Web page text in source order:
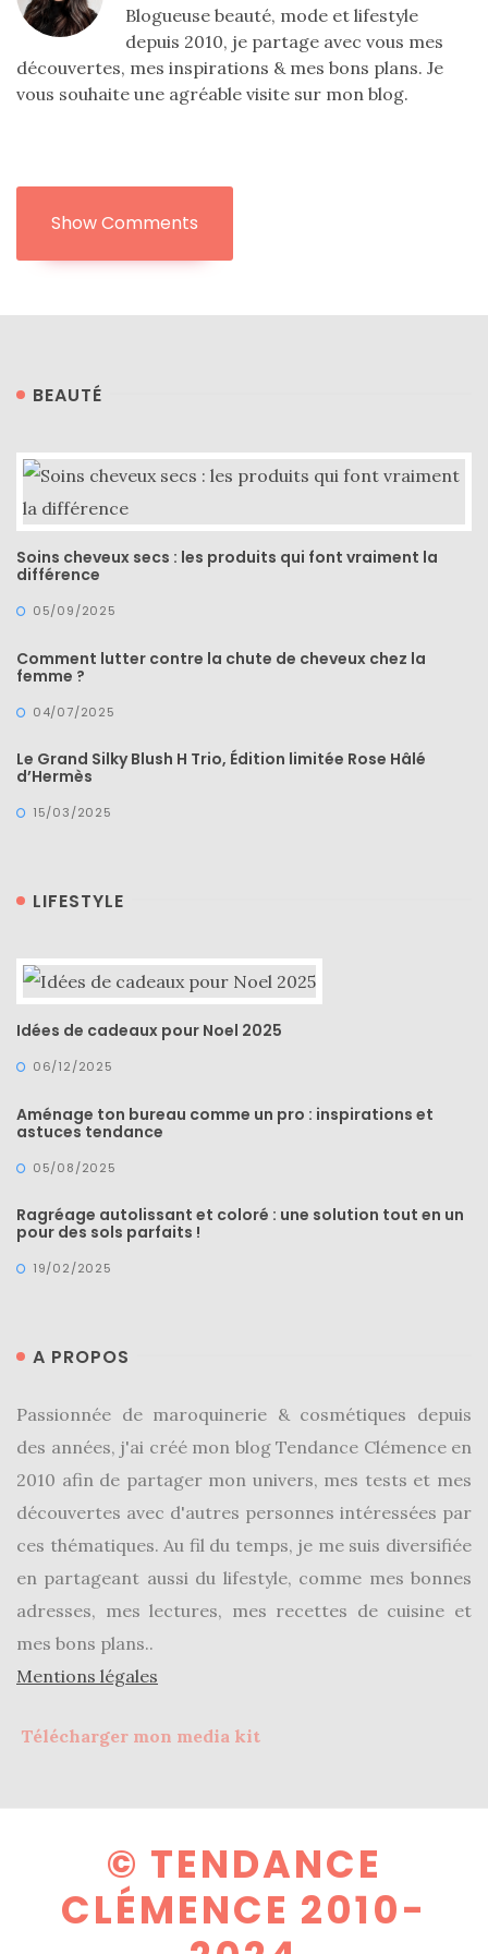
alternatives
éco-
responsables
au
cuir
Comparatif :
sacs
Monceau
et
Mini
Marly
Auguste,
lequel
choisir
?
CATÉGORIES
DU BLOG
Beauté
Actualités
beauté
Conseils
beauté
Revues
(478)
Tutoriels
(70)
Lifestyle
(154)
Bonnes
(43)
coeur
Digital/Blogging
Blogueuse beauté, mode et lifestyle
depuis 2010, je partage avec vous mes
découvertes, mes inspirations & mes bons plans. Je
vous souhaite une agréable visite sur mon blog.
Show Comments
BEAUTÉ
Soins cheveux secs : les produits qui font vraiment la
différence
05/09/2025
Comment lutter contre la chute de cheveux chez la
femme ?
04/07/2025
Le Grand Silky Blush H Trio, Édition limitée Rose Hâlé
d’Hermès
15/03/2025
LIFESTYLE
Idées de cadeaux pour Noel 2025
06/12/2025
Aménage ton bureau comme un pro : inspirations et
astuces tendance
05/08/2025
Ragréage autolissant et coloré : une solution tout en un
pour des sols parfaits !
19/02/2025
A PROPOS
Passionnée de maroquinerie & cosmétiques depuis
des années, j'ai créé mon blog Tendance Clémence en
2010 afin de partager mon univers, mes tests et mes
découvertes avec d'autres personnes intéressées par
ces thématiques. Au fil du temps, je me suis diversifiée
en partageant aussi du lifestyle, comme mes bonnes
adresses, mes lectures, mes recettes de cuisine et
mes bons plans..
Mentions légales
Télécharger mon media kit
© TENDANCE
CLÉMENCE 2010-